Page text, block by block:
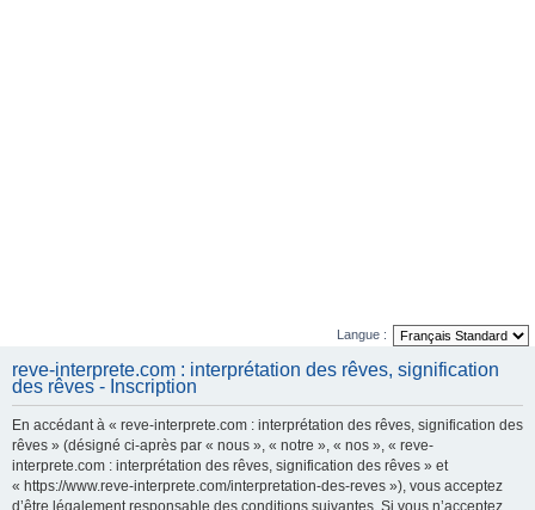
Langue :
reve-interprete.com : interprétation des rêves, signification
des rêves - Inscription
En accédant à « reve-interprete.com : interprétation des rêves, signification des
rêves » (désigné ci-après par « nous », « notre », « nos », « reve-
interprete.com : interprétation des rêves, signification des rêves » et
« https://www.reve-interprete.com/interpretation-des-reves »), vous acceptez
d’être légalement responsable des conditions suivantes. Si vous n’acceptez